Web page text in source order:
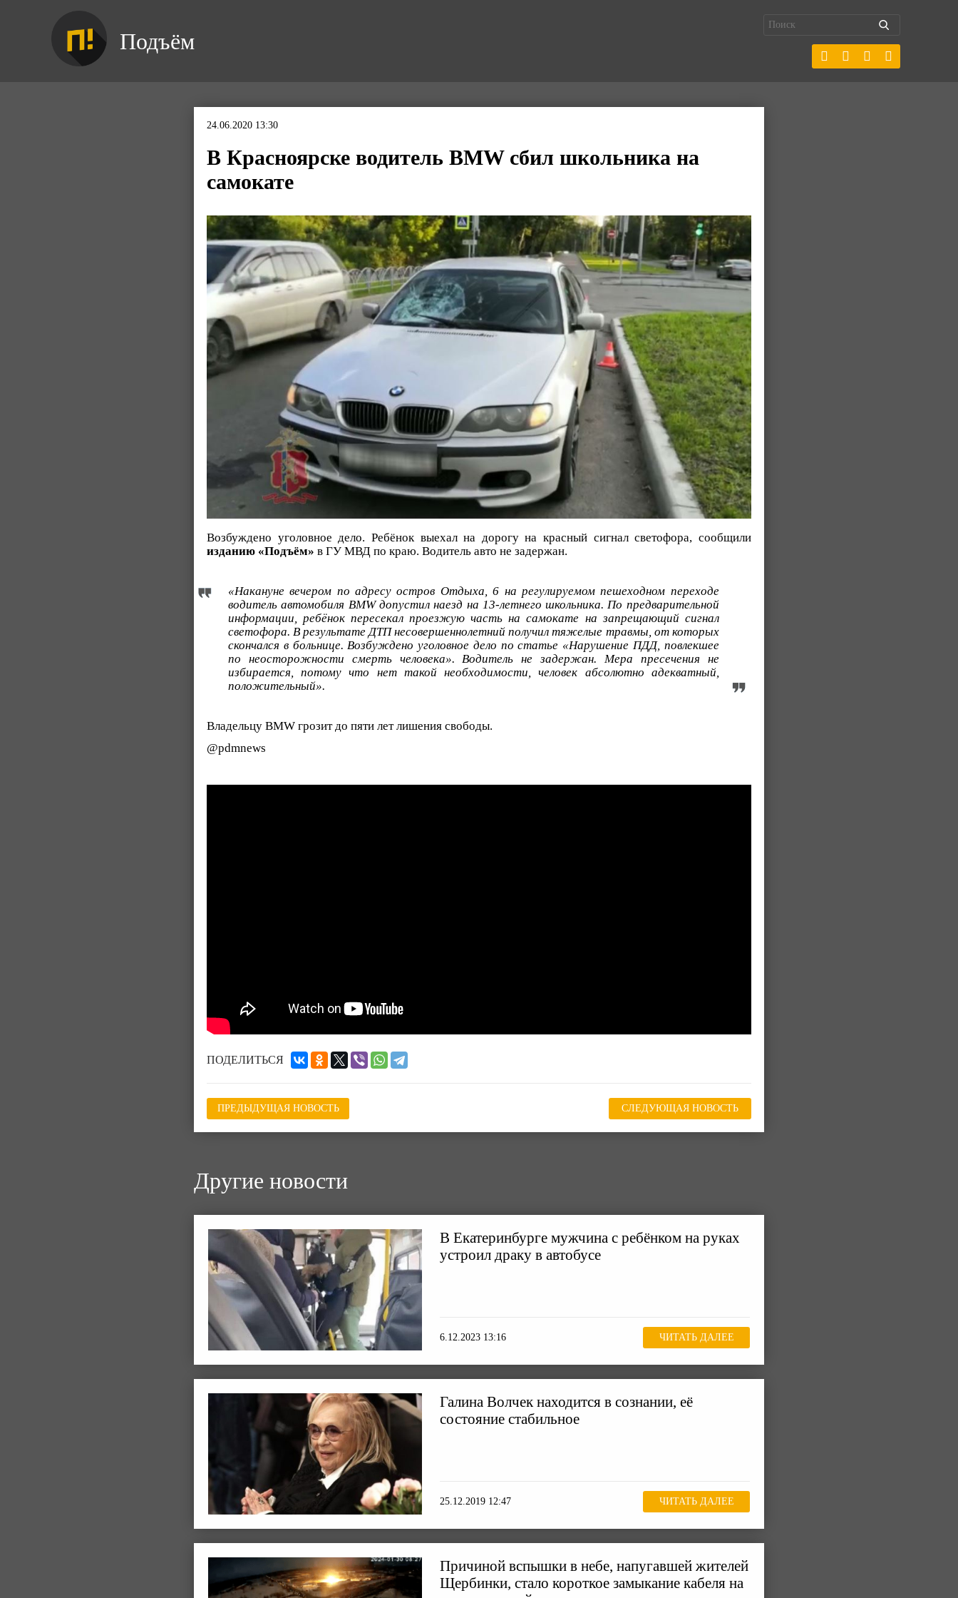
Подъём
24.06.2020 13:30
В Красноярске водитель BMW сбил школьника на
самокате
Возбуждено уголовное дело. Ребёнок выехал на дорогу на красный сигнал светофора, сообщили
изданию «Подъём» в ГУ МВД по краю. Водитель авто не задержан.
«Накануне вечером по адресу остров Отдыха, 6 на регулируемом пешеходном переходе
водитель автомобиля BMW допустил наезд на 13-летнего школьника. По предварительной
информации, ребёнок пересекал проезжую часть на самокате на запрещающий сигнал
светофора. В результате ДТП несовершеннолетний получил тяжелые травмы, от которых
скончался в больнице. Возбуждено уголовное дело по статье «Нарушение ПДД, повлекшее
по неосторожности смерть человека». Водитель не задержан. Мера пресечения не
избирается, потому что нет такой необходимости, человек абсолютно адекватный,
положительный».
Владельцу BMW грозит до пяти лет лишения свободы.
@pdmnews
ПОДЕЛИТЬСЯ
ПРЕДЫДУЩАЯ НОВОСТЬ СЛЕДУЮЩАЯ НОВОСТЬ
Другие новости
В Екатеринбурге мужчина с ребёнком на руках
устроил драку в автобусе
6.12.2023 13:16 ЧИТАТЬ ДАЛЕЕ
Галина Волчек находится в сознании, её
состояние стабильное
25.12.2019 12:47 ЧИТАТЬ ДАЛЕЕ
Причиной вспышки в небе, напугавшей жителей
Щербинки, стало короткое замыкание кабеля на